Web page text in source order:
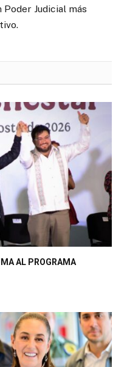
Judicial más
AL PROGRAMA